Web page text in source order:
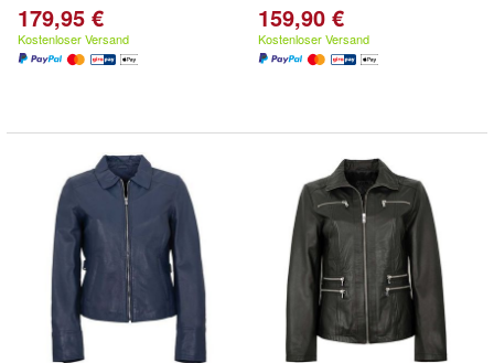
179,95 €
Kostenloser Versand
159,90 €
Kostenloser Versand